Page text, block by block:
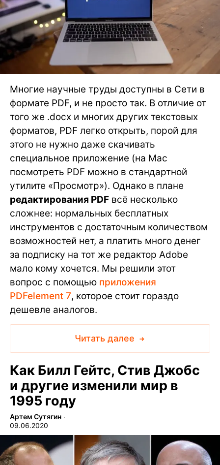
Многие научные труды доступны в Сети в
формате PDF, и не просто так. В отличие от
того же .docx и многих других текстовых
форматов, PDF легко открыть, порой для
этого не нужно даже скачивать
специальное приложение (на Mac
посмотреть PDF можно в стандартной
утилите «Просмотр»). Однако в плане
редактирования PDF всё несколько
сложнее: нормальных бесплатных
инструментов с достаточным количеством
возможностей нет, а платить много денег
за подписку на тот же редактор Adobe
мало кому хочется. Мы решили этот
вопрос с помощью приложения
PDFelement 7, которое стоит гораздо
дешевле аналогов.
Читать далее
Как Билл Гейтс, Стив Джобс
и другие изменили мир в
1995 году
Артем Сутягин ∙
09.06.2020